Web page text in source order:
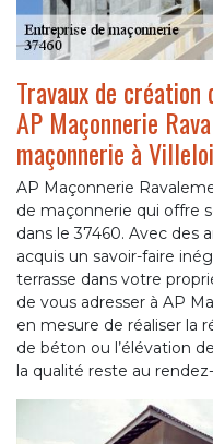
Travaux de
AP Maçonnerie
maçonnerie à
AP Maçonnerie
de maçonnerie qui offre
dans le 37460. Avec des
acquis un savoir-faire
terrasse dans votre
de vous adresser à AP
en mesure de réaliser la
de béton ou l’élévation
la qualité reste au